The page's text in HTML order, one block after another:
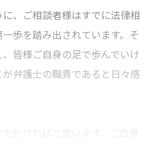
、ご相談者様はすでに法律相
歩を踏み出されています。そ
皆様ご自身の足で歩んでいけ
弁護士の職責であると日々感